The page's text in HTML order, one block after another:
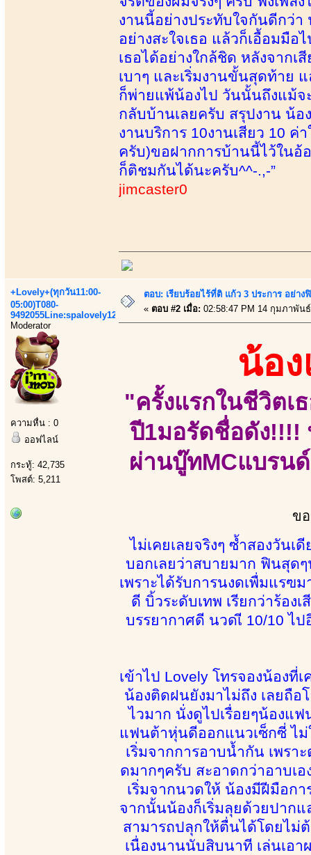
งานนี้อย่างประทับใจกันดีกว่
อย่างสะใจเธอ แล้วก็เอื้อมมื
เธอได้อย่างใกล้ชิด หลังจาก
เบาๆ และเริ่มงานขั้นสุดท้าย
ก็พ่ายแพ้น้องไป วันนั้นถึงแม้จ
กลับบ้านเลยครับ สรุปงาน น้อ
งานบริการ 10งานเสียว 10
ครับ)ขอฝากการบ้านนี้ไว้ในอ้
ก็ติชมกันได้นะครับ^^-.,-”
jimcaster0
+Lovely+(ทุกวัน11:00-
05:00)T080-
9492055Line:spalovely123
Moderator
ความหื่น : 0
ออฟไลน์
กระทู้: 42,735
โพสต์: 5,211
ตอบ: เรียบร้อยไร้ที่ติ แก้ว 3 ประการ อย่า
« ตอบ #2 เมื่อ: 02:58:47 PM 14 กุมภาพัน
น้อ
"ครั้งแรกในชีวิตเ
ปี1มอรัดชื่อดัง!!!!
ผ่านบู๊ทMCแบรน
ข
ไม่เคยเลยจริงๆ ซ้ำสองวัน
บอกเลยว่าสบายมาก ฟินสุด
เพราะได้รับการนงดเพื่มแรฃม
ดี บิ้วระดับเทพ เรียกว่าร้อง
บรรยากาศดี นวดเี 10/10 ไ
เข้าไป Lovely โทรจองน้องที่
น้องติดฝนยังมาไม่ถึง เลยถือ
ไวมาก นั่งดูไปเรื่อยๆน้องแ
แฟนต้าหุ่นดีออกแนวเซ็กซี่ ไม่
เริ่มจากการอาบน้ำกัน เพรา
ดมากๆครับ สะอาดกว่าอาบเ
เริ่มจากนวดให้ น้องมีฝีมือก
จากนั้นน้องก็เริ่มลุยด้วยปาก
สามารถปลุกให้ตื่นได้โดยไม่
เนื่องนานนับสิบนาที เล่นเอา